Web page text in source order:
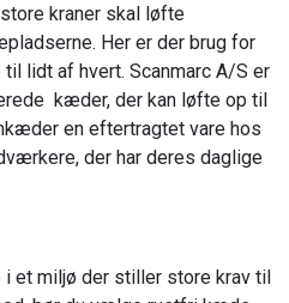
kraner skal løfte
Her er der brug for
lidt af hvert. Scanmarc A/S er
kæder, der kan løfte op til
en eftertragtet vare hos
der har deres daglige
et miljø der stiller store krav til